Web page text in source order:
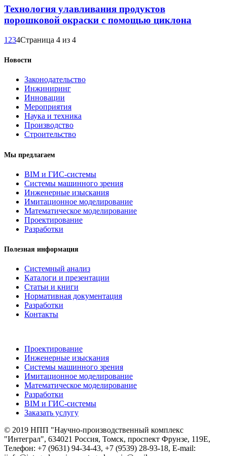
Технология улавливания продуктов
порошковой окраски с помощью циклона
1 234Страница 4 из 4
Новости
Законодательство
Инжиниринг
Инновации
Мероприятия
Наука и техника
Производство
Строительство
Мы предлагаем
BIM и ГИС-системы
Системы машинного зрения
Инженерные изыскания
Имитационное моделирование
Математическое моделирование
Проектирование
Разработки
Полезная информация
Системный анализ
Каталоги и презентации
Статьи и книги
Нормативная документация
Разработки
Контакты
Проектирование
Инженерные изыскания
Системы машинного зрения
Имитационное моделирование
Математическое моделирование
Разработки
BIM и ГИС-системы
Заказать услугу
© 2019 НПП "Научно-производственный комплекс
"Интеграл", 634021 Россия, Томск, проспект Фрунзе, 119Е,
Телефон: +7 (9631) 94-34-43, +7 (9539) 28-93-18, E-mail: